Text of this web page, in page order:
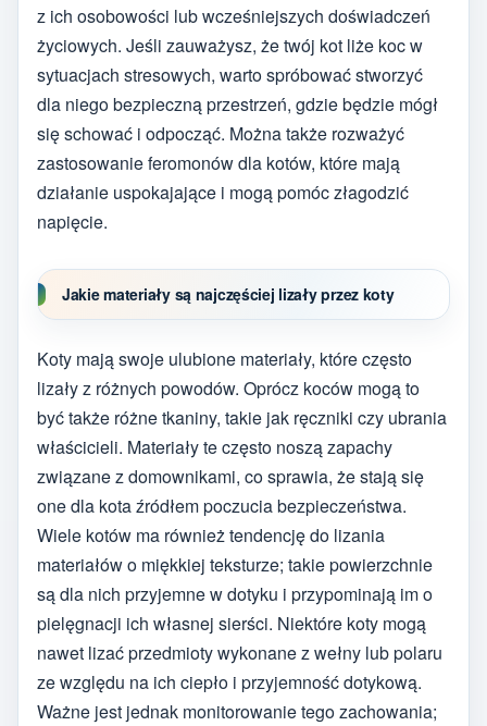
z ich osobowości lub wcześniejszych doświadczeń
życiowych. Jeśli zauważysz, że twój kot liże koc w
sytuacjach stresowych, warto spróbować stworzyć
dla niego bezpieczną przestrzeń, gdzie będzie mógł
się schować i odpocząć. Można także rozważyć
zastosowanie feromonów dla kotów, które mają
działanie uspokajające i mogą pomóc złagodzić
napięcie.
Jakie materiały są najczęściej lizały przez koty
Koty mają swoje ulubione materiały, które często
lizały z różnych powodów. Oprócz koców mogą to
być także różne tkaniny, takie jak ręczniki czy ubrania
właścicieli. Materiały te często noszą zapachy
związane z domownikami, co sprawia, że stają się
one dla kota źródłem poczucia bezpieczeństwa.
Wiele kotów ma również tendencję do lizania
materiałów o miękkiej teksturze; takie powierzchnie
są dla nich przyjemne w dotyku i przypominają im o
pielęgnacji ich własnej sierści. Niektóre koty mogą
nawet lizać przedmioty wykonane z wełny lub polaru
ze względu na ich ciepło i przyjemność dotykową.
Ważne jest jednak monitorowanie tego zachowania;